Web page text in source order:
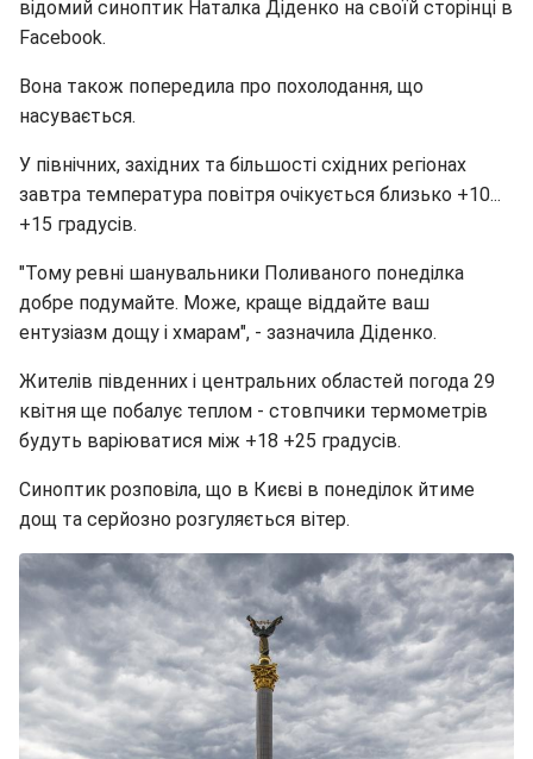
відомий синоптик Наталка Діденко на своїй сторінці в
Facebook.
Вона також попередила про похолодання, що
насувається.
У північних, західних та більшості східних регіонах
завтра температура повітря очікується близько +10...
+15 градусів.
"Тому ревні шанувальники Поливаного понеділка
добре подумайте. Може, краще віддайте ваш
ентузіазм дощу і хмарам", - зазначила Діденко.
Жителів південних і центральних областей погода 29
квітня ще побалує теплом - стовпчики термометрів
будуть варіюватися між +18 +25 градусів.
Синоптик розповіла, що в Києві в понеділок йтиме
дощ та серйозно розгуляється вітер.